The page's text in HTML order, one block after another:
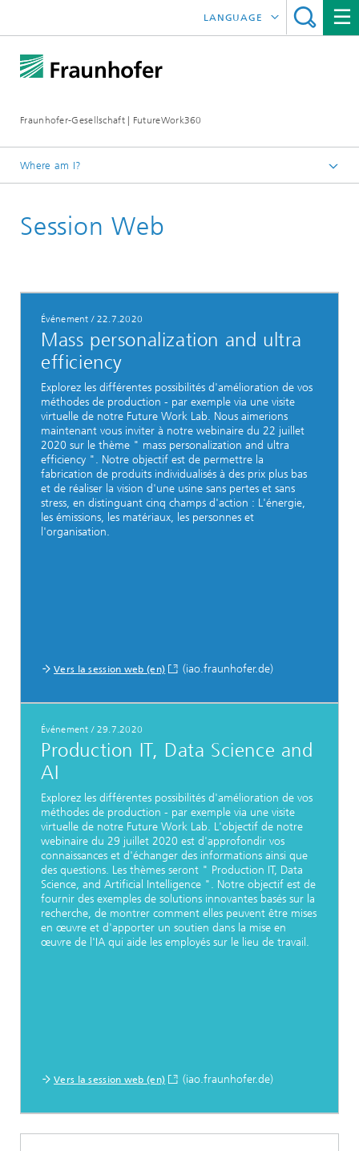
Fraunhofer-Gesellschaft | FutureWork360
LANGUAGE
Where am I?
Session Web
Événement / 22.7.2020
Mass personalization and ultra
efficiency
Explorez les différentes possibilités d'amélioration de vos
méthodes de production - par exemple via une visite
virtuelle de notre Future Work Lab. Nous aimerions
maintenant vous inviter à notre webinaire du 22 juillet
2020 sur le thème " mass personalization and ultra
efficiency ". Notre objectif est de permettre la
fabrication de produits individualisés à des prix plus bas
et de réaliser la vision d'une usine sans pertes et sans
stress, en distinguant cinq champs d'action : L'énergie,
les émissions, les matériaux, les personnes et
l'organisation.
Vers la session web (en) (iao.fraunhofer.de)
Événement / 29.7.2020
Production IT, Data Science and
AI
Explorez les différentes possibilités d'amélioration de vos
méthodes de production - par exemple via une visite
virtuelle de notre Future Work Lab. L'objectif de notre
webinaire du 29 juillet 2020 est d'approfondir vos
connaissances et d'échanger des informations ainsi que
des questions. Les thèmes seront " Production IT, Data
Science, and Artificial Intelligence ". Notre objectif est de
fournir des exemples de solutions innovantes basés sur la
recherche, de montrer comment elles peuvent être mises
en œuvre et d'apporter un soutien dans la mise en
œuvre de l'IA qui aide les employés sur le lieu de travail.
Vers la session web (en) (iao.fraunhofer.de)